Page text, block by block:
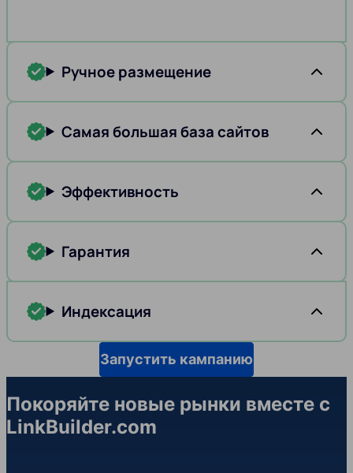
Ручное размещение
Самая большая база сайтов
Эффективность
Гарантия
Индексация
Запустить кампанию
Покоряйте новые рынки вместе с
LinkBuilder.com